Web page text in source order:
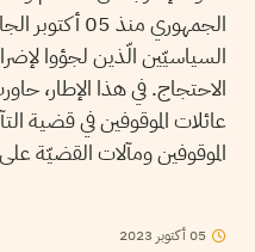
الجمهوري منذ
السياسيّين الّذين لجؤوا
الاحتجاج. في هذا الإطار،
عائلات الموقوفين في قضية
الموقوفين ومآلات القضيّة
05أكتوبر 2023